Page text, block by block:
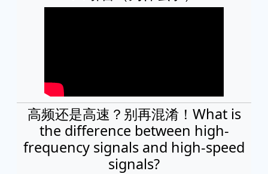
高频还是高速？别再混淆！What is
the difference between high-
frequency signals and high-speed
signals?